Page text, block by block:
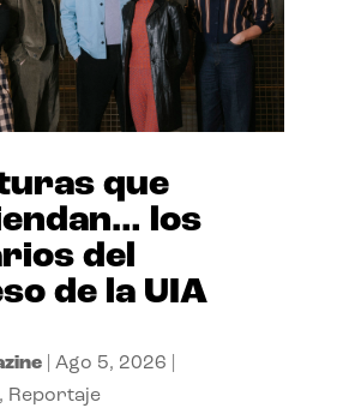
que
los
del
de la UIA
| Ago 5, 2026
Reportaje